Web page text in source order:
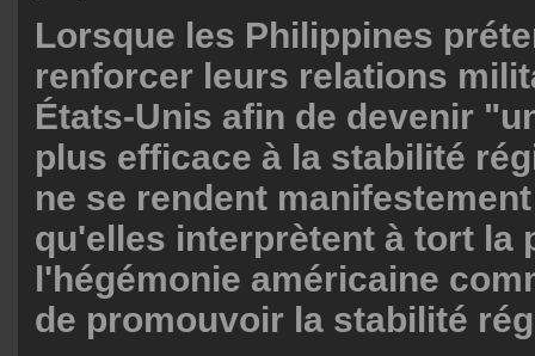
Lorsque les Philippines
renforcer leurs relations
États-Unis afin de devenir
plus efficace à la stabilité
ne se rendent
qu'elles interprètent à tort la
l'hégémonie américaine
de promouvoir la stabilité